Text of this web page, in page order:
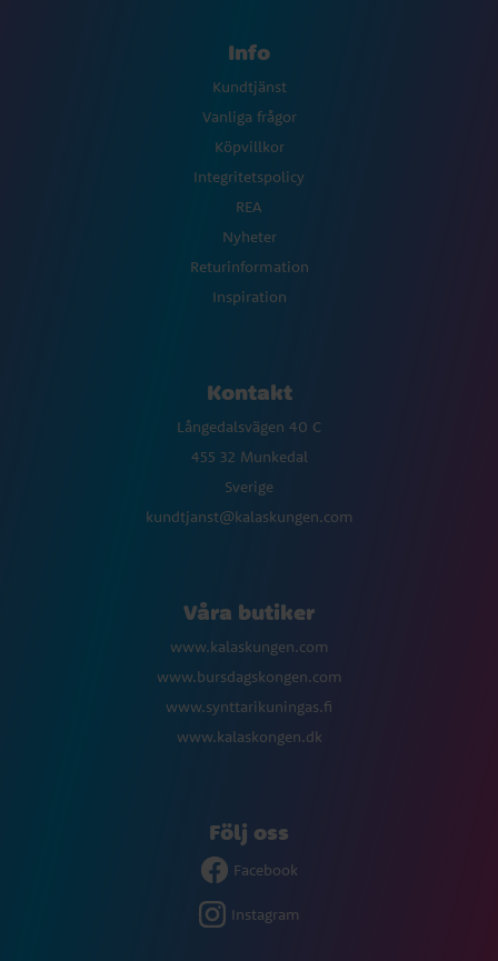
Info
Kundtjänst
Vanliga frågor
Köpvillkor
Integritetspolicy
REA
Nyheter
Returinformation
Inspiration
Kontakt
Långedalsvägen 40 C
455 32 Munkedal
Sverige
kundtjanst@kalaskungen.com
Våra butiker
www.kalaskungen.com
www.bursdagskongen.com
www.synttarikuningas.fi
www.kalaskongen.dk
Följ oss
Facebook
Instagram